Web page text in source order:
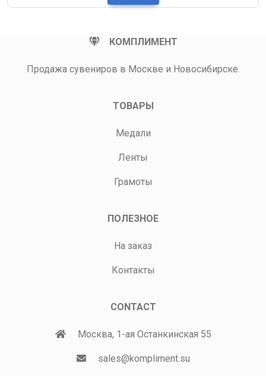
КОМПЛИМЕНТ
Продажа сувениров в Москве и Новосибирске.
ТОВАРЫ
Медали
Ленты
Грамоты
ПОЛЕЗНОЕ
На заказ
Контакты
CONTACT
Москва, 1-ая Останкинская 55
sales@kompliment.su